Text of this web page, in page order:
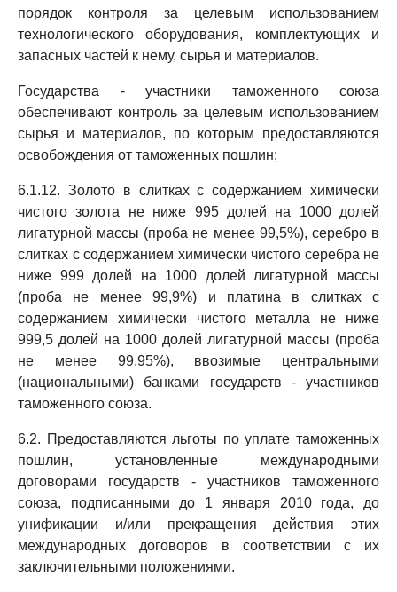
порядок контроля за целевым использованием
технологического оборудования, комплектующих и
запасных частей к нему, сырья и материалов.
Государства - участники таможенного союза
обеспечивают контроль за целевым использованием
сырья и материалов, по которым предоставляются
освобождения от таможенных пошлин;
6.1.12. Золото в слитках с содержанием химически
чистого золота не ниже 995 долей на 1000 долей
лигатурной массы (проба не менее 99,5%), серебро в
слитках с содержанием химически чистого серебра не
ниже 999 долей на 1000 долей лигатурной массы
(проба не менее 99,9%) и платина в слитках с
содержанием химически чистого металла не ниже
999,5 долей на 1000 долей лигатурной массы (проба
не менее 99,95%), ввозимые центральными
(национальными) банками государств - участников
таможенного союза.
6.2. Предоставляются льготы по уплате таможенных
пошлин, установленные международными
договорами государств - участников таможенного
союза, подписанными до 1 января 2010 года, до
унификации и/или прекращения действия этих
международных договоров в соответствии с их
заключительными положениями.